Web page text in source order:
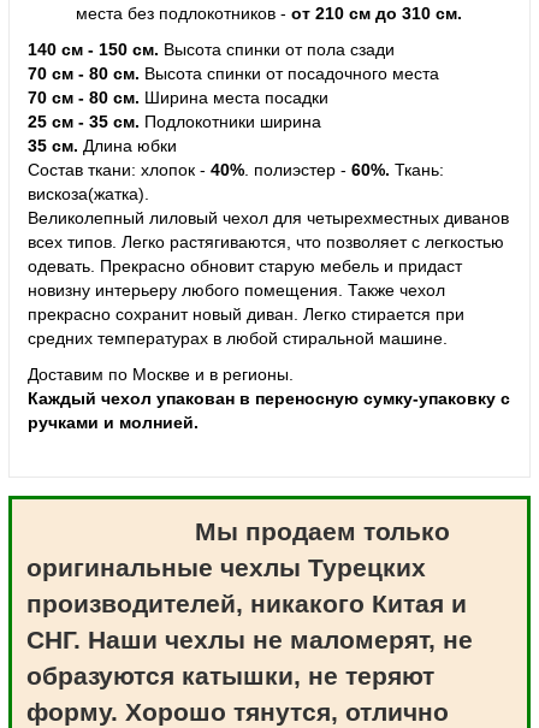
места без подлокотников - от 210 см до 310 см.
140 см - 150 см. Высота спинки от пола сзади
70 см - 80 см. Высота спинки от посадочного места
70 см - 80 см. Ширина места посадки
25 см - 35 см. Подлокотники ширина
35 см. Длина юбки
Состав ткани: хлопок - 40% полиэстер - 60%. Ткань:
вискоза(жатка).
Великолепный лиловый чехол для четырехместных диванов
всех типов. Легко растягиваются, что позволяет с легкостью
одевать. Прекрасно обновит старую мебель и придаст
новизну интерьеру любого помещения. Также чехол
прекрасно сохранит новый диван. Легко стирается при
средних температурах в любой стиральной машине.
Доставим по Москве и в регионы.
Каждый чехол упакован в переносную сумку-упаковку с
ручками и молнией.
Мы продаем только
оригинальные чехлы Турецких
производителей, никакого Китая и
СНГ. Наши чехлы не маломерят, не
образуются катышки, не теряют
форму. Хорошо тянутся, отлично